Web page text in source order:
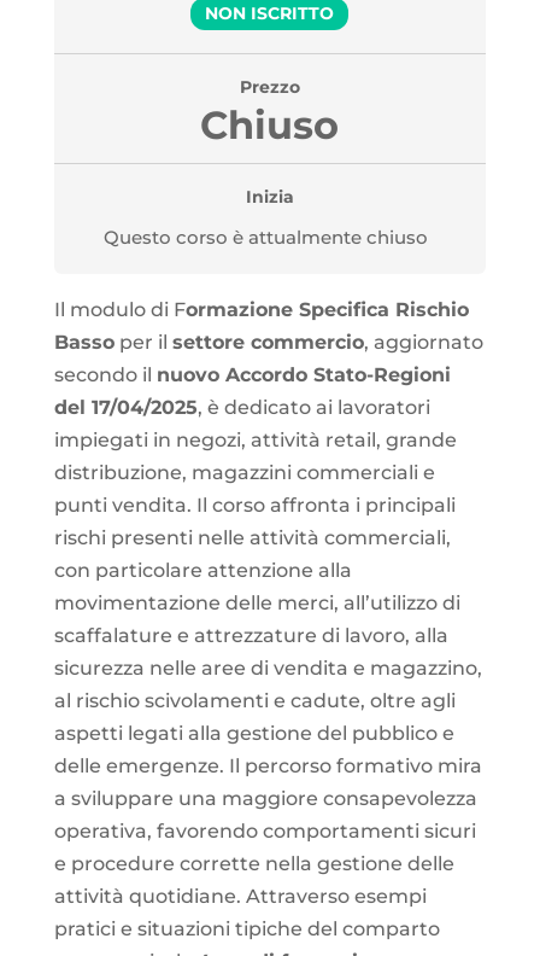
NON ISCRITTO
Prezzo
Chiuso
Inizia
Questo corso è attualmente chiuso
Il modulo di Formazione Specifica Rischio
Bassoper il settore commercio, aggiornato
secondo il nuovo Accordo Stato-Regioni
del 17/04/2025, è dedicato ai lavoratori
impiegati in negozi, attività retail, grande
distribuzione, magazzini commerciali e
punti vendita. Il corso affronta i principali
rischi presenti nelle attività commerciali,
con particolare attenzione alla
movimentazione delle merci, all’utilizzo di
scaffalature e attrezzature di lavoro, alla
sicurezza nelle aree di vendita e magazzino,
al rischio scivolamenti e cadute, oltre agli
aspetti legati alla gestione del pubblico e
delle emergenze. Il percorso formativo mira
a sviluppare una maggiore consapevolezza
operativa, favorendo comportamenti sicuri
e procedure corrette nella gestione delle
attività quotidiane. Attraverso esempi
pratici e situazioni tipiche del comparto